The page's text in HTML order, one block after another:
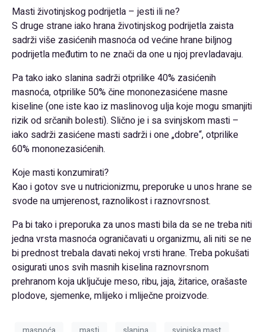
Masti životinjskog podrijetla – jesti ili ne?
S druge strane iako hrana životinjskog podrijetla zaista
sadrži više zasićenih masnoća od većine hrane biljnog
podrijetla međutim to ne znači da one u njoj prevladavaju.
Pa tako iako slanina sadrži otprilike 40% zasićenih
masnoća, otprilike 50% čine mononezasićene masne
kiseline (one iste kao iz maslinovog ulja koje mogu smanjiti
rizik od srčanih bolesti). Slično je i sa svinjskom masti –
iako sadrži zasićene masti sadrži i one „dobre“, otprilike
60% mononezasićenih.
Koje masti konzumirati?
Kao i gotov sve u nutricionizmu, preporuke u unos hrane se
svode na umjerenost, raznolikost i raznovrsnost.
Pa bi tako i preporuka za unos masti bila da se ne treba niti
jedna vrsta masnoća ograničavati u organizmu, ali niti se ne
bi prednost trebala davati nekoj vrsti hrane. Treba pokušati
osigurati unos svih masnih kiselina raznovrsnom
prehranom koja uključuje meso, ribu, jaja, žitarice, orašaste
plodove, sjemenke, mlijeko i mliječne proizvode.